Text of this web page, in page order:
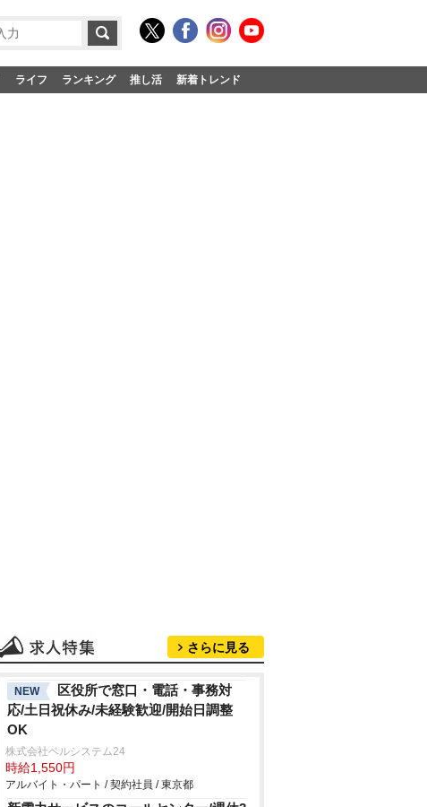
ライフ ランキング 推し活 新着トレンド
さらに見る
NEW
区役所で窓口・電話・事務対
応/土日祝休み/未経験歓迎/開始日調整
OK
株式会社ベルシステム24
時給1,550円
アルバイト・パート / 契約社員 / 東京都